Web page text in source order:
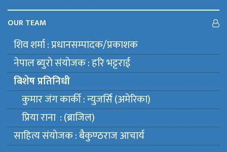
OUR TEAM
शिव शर्मा : प्रधानसम्पादक/प्रकाशक
नेपाल ब्युराे संयाेजक : हरि भट्टराई
बिशेष प्रतिनिधी
कुमार जंग कार्की : न्युजर्सि (अमेरिका)
प्रिया राना : (ब्राजिल)
साहित्य संयाेजक : बैकुण्ठराज आचार्य